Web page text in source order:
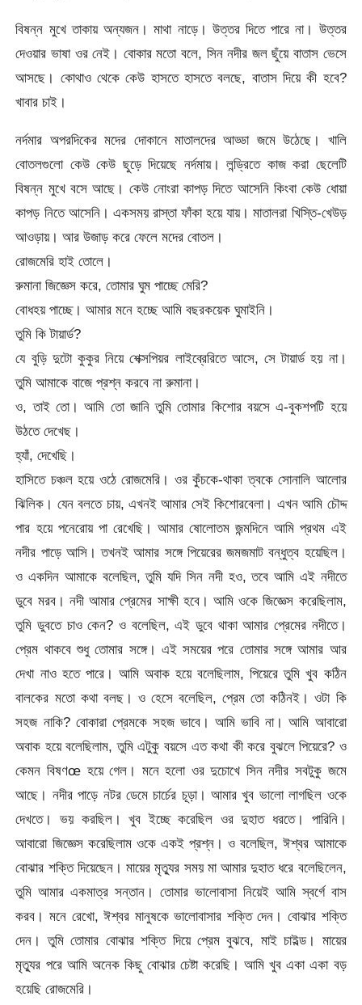
বিষন্ন মুখে তাকায় অন্যজন। মাথা নাড়ে। উত্তর দিতে পারে না। উত্তর
দেওয়ার ভাষা ওর নেই। বোকার মতো বলে, সিন নদীর জল ছুঁয়ে বাতাস ভেসে
আসছে। কোথাও থেকে কেউ হাসতে হাসতে বলছে, বাতাস দিয়ে কী হবে?
খাবার চাই।
নর্দমার অপরদিকের মদের দোকানে মাতালদের আড্ডা জমে উঠেছে। খালি
বোতলগুলো কেউ কেউ ছুড়ে দিয়েছে নর্দমায়। লন্ড্রিতে কাজ করা ছেলেটি
বিষন্ন মুখে বসে আছে। কেউ নোংরা কাপড় দিতে আসেনি কিংবা কেউ ধোয়া
কাপড় নিতে আসেনি। একসময় রাস্তা ফাঁকা হয়ে যায়। মাতালরা খিস্তি-খেউড়
আওড়ায়। আর উজাড় করে ফেলে মদের বোতল।
রোজমেরি হাই তোলে।
রুমানা জিজ্ঞেস করে, তোমার ঘুম পাচ্ছে মেরি?
বোধহয় পাচ্ছে। আমার মনে হচ্ছে আমি বছরকয়েক ঘুমাইনি।
তুমি কি টায়ার্ড?
যে বুড়ি দুটো কুকুর নিয়ে শেক্সপিয়র লাইব্রেরিতে আসে, সে টায়ার্ড হয় না।
তুমি আমাকে বাজে প্রশ্ন করবে না রুমানা।
ও, তাই তো। আমি তো জানি তুমি তোমার কিশোর বয়সে এ-বুকশপটি হয়ে
উঠতে দেখেছ।
হ্যাঁ, দেখেছি।
হাসিতে চঞ্চল হয়ে ওঠে রোজমেরি। ওর কুঁচকে-থাকা ত্বকে সোনালি আলোর
ঝিলিক। যেন বলতে চায়, এখনই আমার সেই কিশোরবেলা। এখন আমি চৌদ্দ
পার হয়ে পনেরোয় পা রেখেছি। আমার ষোলোতম জন্মদিনে আমি প্রথম এই
নদীর পাড়ে আসি। তখনই আমার সঙ্গে পিয়েরের জমজমাট বন্ধুত্ব হয়েছিল।
ও একদিন আমাকে বলেছিল, তুমি যদি সিন নদী হও, তবে আমি এই নদীতে
ডুবে মরব। নদী আমার প্রেমের সাক্ষী হবে। আমি ওকে জিজ্ঞেস করেছিলাম,
তুমি ডুবতে চাও কেন? ও বলেছিল, এই ডুবে থাকা আমার প্রেমের নদীতে।
প্রেম থাকবে শুধু তোমার সঙ্গে। এই সময়ের পরে তোমার সঙ্গে আমার আর
দেখা নাও হতে পারে। আমি অবাক হয়ে বলেছিলাম, পিয়েরে তুমি খুব কঠিন
বালকের মতো কথা বলছ। ও হেসে বলেছিল, প্রেম তো কঠিনই। ওটা কি
সহজ নাকি? বোকারা প্রেমকে সহজ ভাবে। আমি ভাবি না। আমি আবারো
অবাক হয়ে বলেছিলাম, তুমি এটুকু বয়সে এত কথা কী করে বুঝলে পিয়েরে? ও
কেমন বিষণœ হয়ে গেল। মনে হলো ওর দুচোখে সিন নদীর সবটুকু জমে
আছে। নদীর পাড়ে নটর ডেমে চার্চের চূড়া। আমার খুব ভালো লাগছিল ওকে
দেখতে। ভয় করছিল। খুব ইচ্ছে করেছিল ওর দুহাত ধরতে। পারিনি।
আবারো জিজ্ঞেস করেছিলাম ওকে একই প্রশ্ন। ও বলেছিল, ঈশ্বর আমাকে
বোঝার শক্তি দিয়েছেন। মায়ের মৃত্যুর সময় মা আমার দুহাত ধরে বলেছিলেন,
তুমি আমার একমাত্র সন্তান। তোমার ভালোবাসা নিয়েই আমি স্বর্গে বাস
করব। মনে রেখো, ঈশ্বর মানুষকে ভালোবাসার শক্তি দেন। বোঝার শক্তি
দেন। তুমি তোমার বোঝার শক্তি দিয়ে প্রেম বুঝবে, মাই চাইল্ড। মায়ের
মৃত্যুর পরে আমি অনেক কিছু বোঝার চেষ্টা করেছি। আমি খুব একা একা বড়
হয়েছি রোজমেরি।